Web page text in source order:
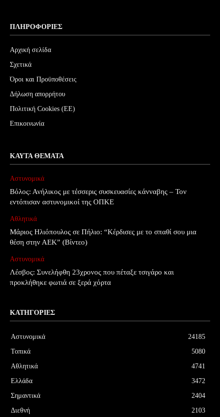
ΠΛΗΡΟΦΟΡΊΕΣ
Αρχική σελίδα
Σχετικά
Όροι και Προϋποθέσεις
Δήλωση απορρήτου
Πολιτική Cookies (ΕΕ)
Επικοινωνία
ΚΑΥΤΆ ΘΈΜΑΤΑ
Αστυνομικά
Βόλος: Ανήλικος με τέσσερις συσκευασίες κάνναβης – Τον
εντόπισαν αστυνομικοί της ΟΠΚΕ
Αθλητικά
Μάριος Ηλιόπουλος σε Πήλιο: “Κέρδισες με το σπαθί σου μια
θέση στην ΑΕΚ” (Βίντεο)
Αστυνομικά
Λέσβος: Συνελήφθη 23χρονος που πέταξε τσιγάρο και
προκλήθηκε φωτιά σε ξερά χόρτα
ΚΑΤΗΓΟΡΊΕΣ
Αστυνομικά
24185
Τοπικά
5080
Αθλητικά
4741
Ελλάδα
3472
Σημαντικά
2404
Διεθνή
2103